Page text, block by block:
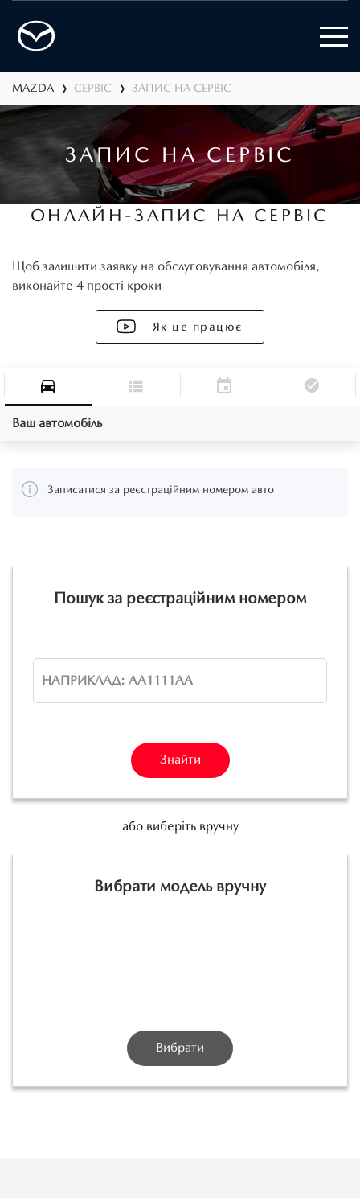
MAZDA ❯ СЕРВІС ❯ ЗАПИС НА СЕРВІС
ЗАПИС НА СЕРВІС
ОНЛАЙН-ЗАПИС НА СЕРВІС
Щоб залишити заявку на обслуговування автомобіля,
виконайте 4 прості кроки
Як це працює
Ваш автомобіль
Записатися за реєстраційним номером авто
Пошук за реєстраційним номером
Знайти
або виберіть вручну
Вибрати модель вручну
Вибрати